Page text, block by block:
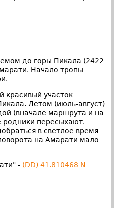
до горы Пикала (2422
Начало тропы
красивый участок
Летом (июль-август)
(вначале маршрута и на
родники пересыхают.
в светлое время
на Амарати мало
- (DD) 41.810468 N